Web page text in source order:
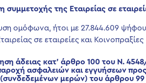
συμμετοχής της Εταιρείας σε
ομόφωνα, ήτοι με 27.844.609
σε εταιρείες και Κοινοπραξίες
άδειας κατ’ άρθρο 100 του Ν.
ασφαλειών και εγγυήσεων προς
μερών) του άρθρου 99